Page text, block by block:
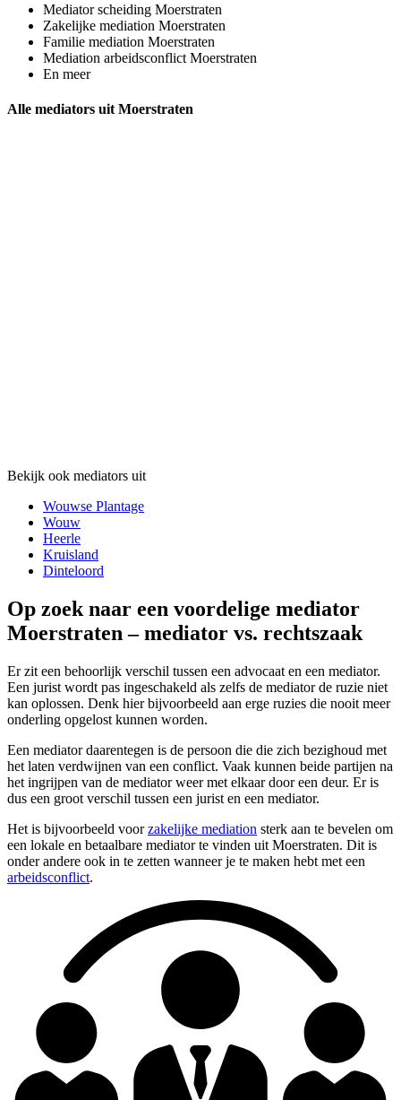
Mediator scheiding Moerstraten
Zakelijke mediation Moerstraten
Familie mediation Moerstraten
Mediation arbeidsconflict Moerstraten
En meer
Alle mediators uit Moerstraten
Bekijk ook mediators uit
Wouwse Plantage
Wouw
Heerle
Kruisland
Dinteloord
Op zoek naar een voordelige mediator
Moerstraten – mediator vs. rechtszaak
Er zit een behoorlijk verschil tussen een advocaat en een mediator.
Een jurist wordt pas ingeschakeld als zelfs de mediator de ruzie niet
kan oplossen. Denk hier bijvoorbeeld aan erge ruzies die nooit meer
onderling opgelost kunnen worden.
Een mediator daarentegen is de persoon die die zich bezighoud met
het laten verdwijnen van een conflict. Vaak kunnen beide partijen na
het ingrijpen van de mediator weer met elkaar door een deur. Er is
dus een groot verschil tussen een jurist en een mediator.
Het is bijvoorbeeld voorzakelijke mediation sterk aan te bevelen om
een lokale en betaalbare mediator te vinden uit Moerstraten. Dit is
onder andere ook in te zetten wanneer je te maken hebt met een
arbeidsconflict.